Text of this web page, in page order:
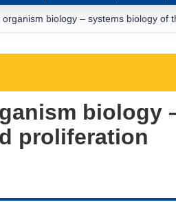
biology – systems biology of
biology
proliferation